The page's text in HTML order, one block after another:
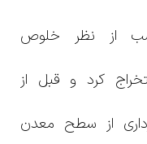
از نظر خلوص
کرد و قبل از
از سطح معدن